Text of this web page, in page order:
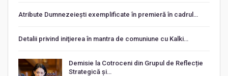
Atribute Dumnezeiești exemplificate în premieră în cadrul…
Detalii privind iniţierea în mantra de comuniune cu Kalki…
Demisie la Cotroceni din Grupul de Reflecție
Strategică și…